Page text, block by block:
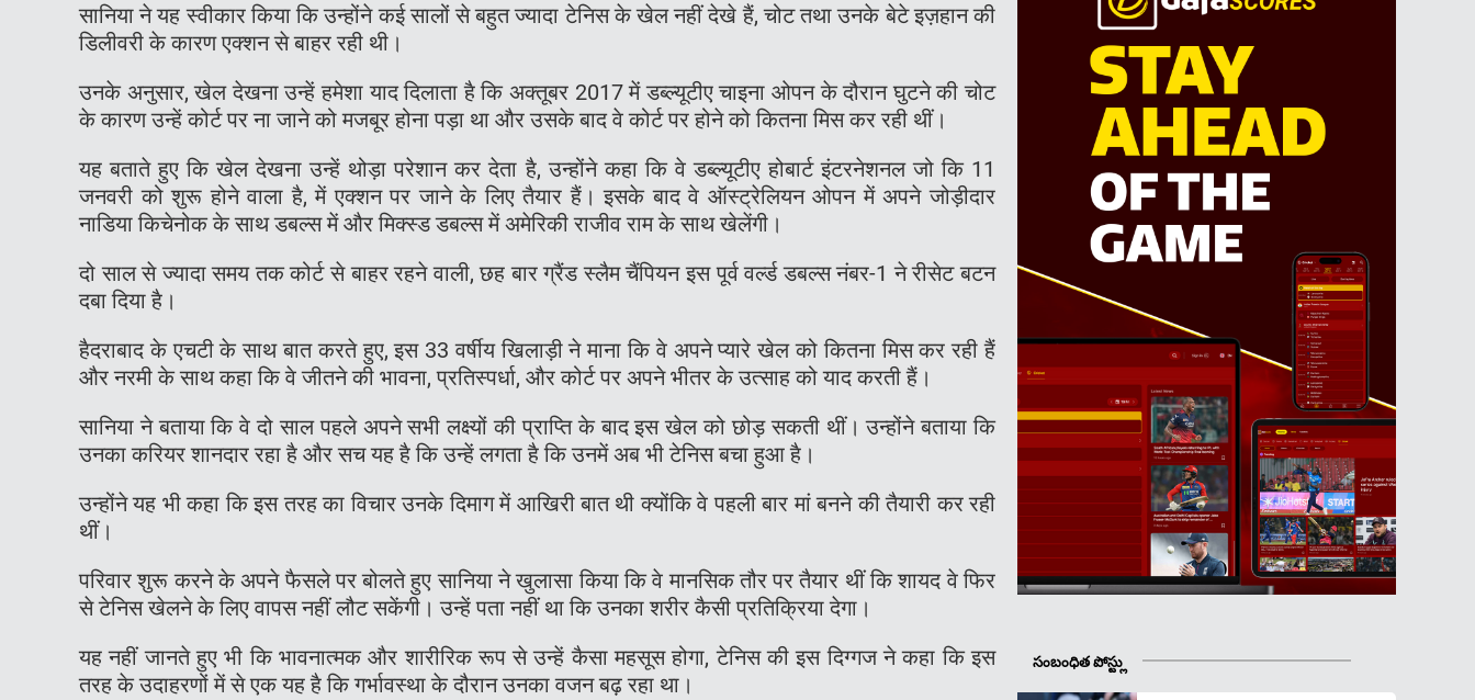
सानिया ने यह स्वीकार किया कि उन्होंने कई सालों से बहुत ज्यादा टेनिस के खेल नहीं देखे हैं, चोट तथा उनके बेटे इज़हान की
डिलीवरी के कारण एक्शन से बाहर रही थी।
उनके अनुसार, खेल देखना उन्हें हमेशा याद दिलाता है कि अक्तूबर 2017 में डब्ल्यूटीए चाइना ओपन के दौरान घुटने की चोट
के कारण उन्हें कोर्ट पर ना जाने को मजबूर होना पड़ा था और उसके बाद वे कोर्ट पर होने को कितना मिस कर रही थीं।
यह बताते हुए कि खेल देखना उन्हें थोड़ा परेशान कर देता है, उन्होंने कहा कि वे डब्ल्यूटीए होबार्ट इंटरनेशनल जो कि 11
जनवरी को शुरू होने वाला है, में एक्शन पर जाने के लिए तैयार हैं। इसके बाद वे ऑस्ट्रेलियन ओपन में अपने जोड़ीदार
नाडिया किचेनोक के साथ डबल्स में और मिक्स्ड डबल्स में अमेरिकी राजीव राम के साथ खेलेंगी।
दो साल से ज्यादा समय तक कोर्ट से बाहर रहने वाली, छह बार ग्रैंड स्लैम चैंपियन इस पूर्व वर्ल्ड डबल्स नंबर-1 ने रीसेट बटन
दबा दिया है।
हैदराबाद के एचटी के साथ बात करते हुए, इस 33 वर्षीय खिलाड़ी ने माना कि वे अपने प्यारे खेल को कितना मिस कर रही हैं
और नरमी के साथ कहा कि वे जीतने की भावना, प्रतिस्पर्धा, और कोर्ट पर अपने भीतर के उत्साह को याद करती हैं।
सानिया ने बताया कि वे दो साल पहले अपने सभी लक्ष्यों की प्राप्ति के बाद इस खेल को छोड़ सकती थीं। उन्होंने बताया कि
उनका करियर शानदार रहा है और सच यह है कि उन्हें लगता है कि उनमें अब भी टेनिस बचा हुआ है।
उन्होंने यह भी कहा कि इस तरह का विचार उनके दिमाग में आखिरी बात थी क्योंकि वे पहली बार मां बनने की तैयारी कर रही
थीं।
परिवार शुरू करने के अपने फैसले पर बोलते हुए सानिया ने खुलासा किया कि वे मानसिक तौर पर तैयार थीं कि शायद वे फिर
से टेनिस खेलने के लिए वापस नहीं लौट सकेंगी। उन्हें पता नहीं था कि उनका शरीर कैसी प्रतिक्रिया देगा।
यह नहीं जानते हुए भी कि भावनात्मक और शारीरिक रूप से उन्हें कैसा महसूस होगा, टेनिस की इस दिग्गज ने कहा कि इस
तरह के उदाहरणों में से एक यह है कि गर्भावस्था के दौरान उनका वजन बढ़ रहा था।
సంబంధిత పోస్ట్లు